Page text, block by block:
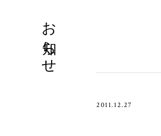
お知らせ
2011.12.27